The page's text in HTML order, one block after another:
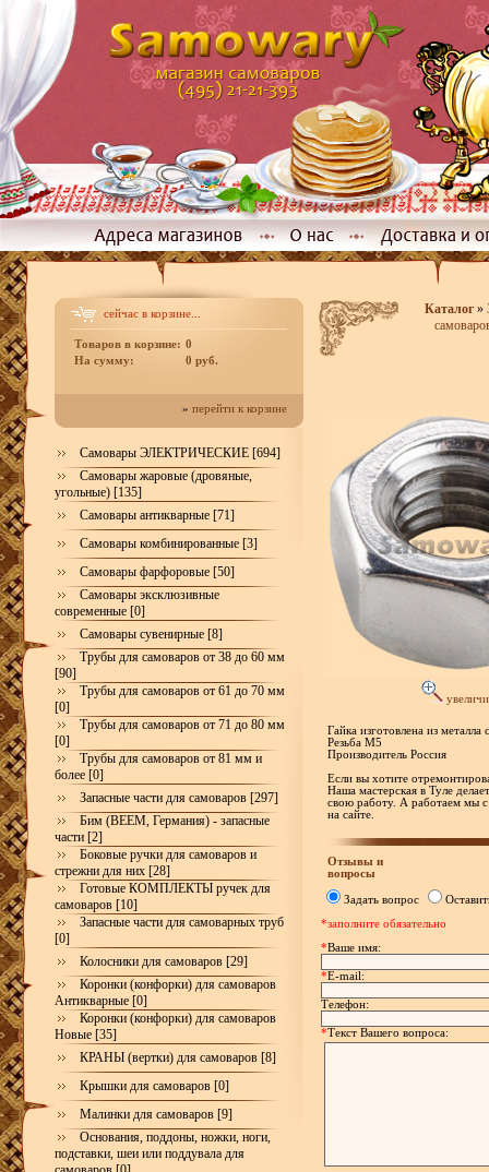
сейчас в корзине...
Товаров в корзине: 0
На сумму:
0 руб.
» перейти к корзине
Самовары ЭЛЕКТРИЧЕСКИЕ [694]
Самовары жаровые (дровяные,
угольные) [135]
Самовары антикварные [71]
Самовары комбинированные [3]
Самовары фарфоровые [50]
Самовары эксклюзивные
современные [0]
Самовары сувенирные [8]
Трубы для самоваров от 38 до 60 мм
[90]
Трубы для самоваров от 61 до 70 мм
[0]
Трубы для самоваров от 71 до 80 мм
[0]
Трубы для самоваров от 81 мм и
более [0]
Запасные части для самоваров [297]
Бим (BEEM, Германия) - запасные
части [2]
Боковые ручки для самоваров и
стрежни для них [28]
Готовые КОМПЛЕКТЫ ручек для
самоваров [10]
Запасные части для самоварных труб
[0]
Колосники для самоваров [29]
Коронки (конфорки) для самоваров
Антикварные [0]
Коронки (конфорки) для самоваров
Новые [35]
КРАНЫ (вертки) для самоваров [8]
Крышки для самоваров [0]
Малинки для самоваров [9]
Основания, поддоны, ножки, ноги,
подставки, шеи или поддувала для
Каталог»
Гайка изготовлена из металла
Резьба М5
Производитель Россия
Если вы хотите
Наша мастерская в Туле
свою работу. А работаем мы
на сайте.
Отзывы и
вопросы
Задать вопрос
*заполните обязательно
*Ваше имя:
*E-mail:
Телефон:
*Текст Вашего вопроса: